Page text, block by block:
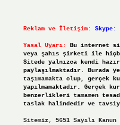
Reklam ve İletişim: Skype:
Yasal Uyarı:
Bu internet
veya şahıs şirketi ile
Sitede yalnızca kendi
paylaşılmaktadır.
taşımamakta olup, gerçek
yapılmamaktadır. Gerçek
benzerlikleri tamamen
taslak halindedir ve
Sitemiz, 5651 Sayılı